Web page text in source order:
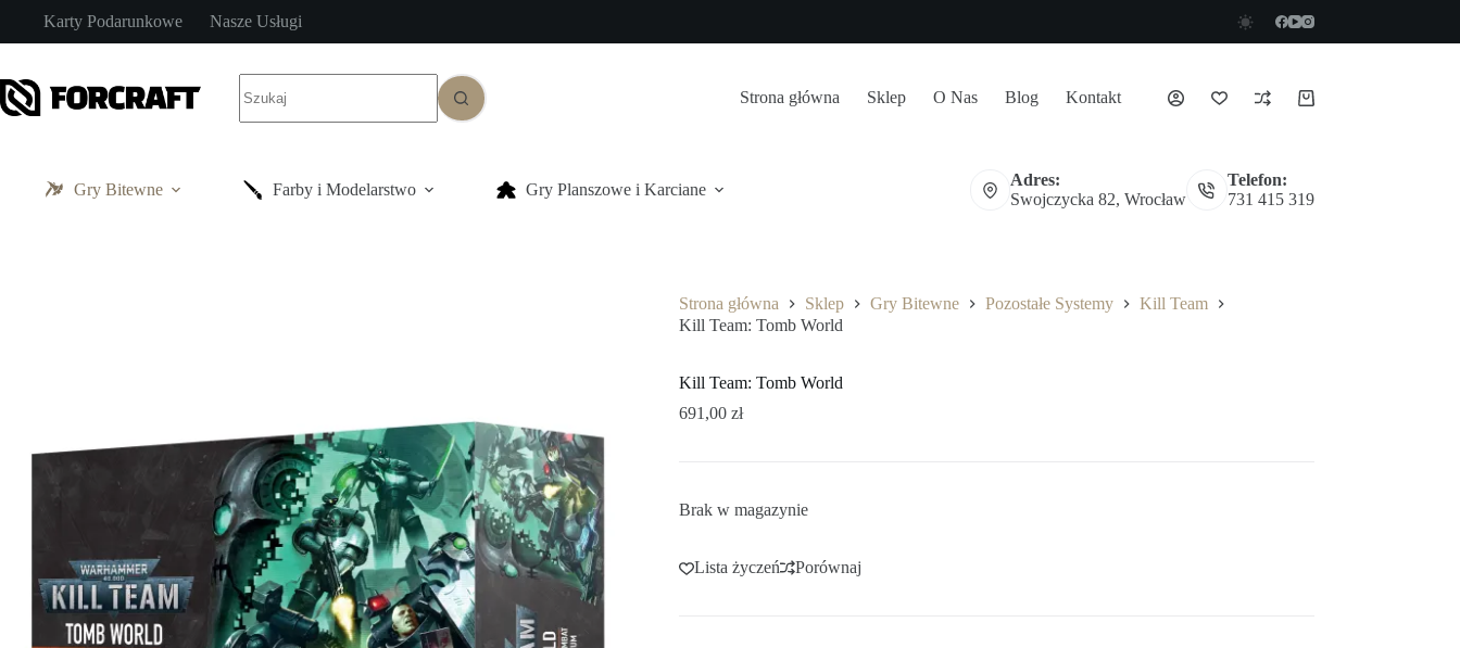
treści
Karty Podarunkowe Nasze Usługi
wyników
Strona główna Sklep O Nas Blog Kontakt Koszyk
Gry Bitewne Farby i Modelarstwo Gry Planszowe i Karciane
Adres:
Swojczycka 82, Wrocław
Telefon:
731 415 319
Strona główna Sklep Gry Bitewne Pozostałe Systemy
Kill Team
Kill Team: Tomb World
Kill Team: Tomb World
691,00 zł
Brak w magazynie
Lista życzeń Porównaj